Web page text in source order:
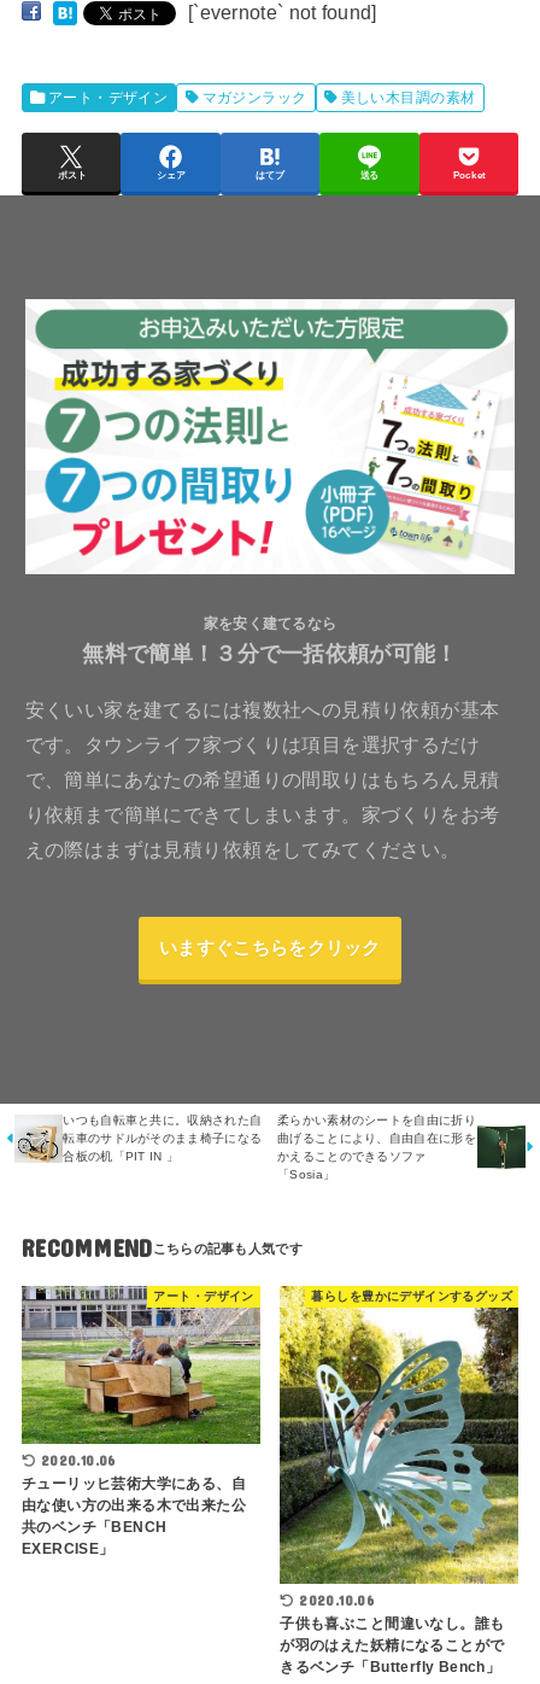
[`evernote` not found]
アート・デザイン マガジンラック 美しい木目調の素材
ポスト シェア はてブ 送る Pocket
家を安く建てるなら
無料で簡単！３分で一括依頼が可能！
安くいい家を建てるには複数社への見積り依頼が基本
です。タウンライフ家づくりは項目を選択するだけ
で、簡単にあなたの希望通りの間取りはもちろん見積
り依頼まで簡単にできてしまいます。家づくりをお考
えの際はまずは見積り依頼をしてみてください。
いますぐこちらをクリック
いつも自転車と共に。収納された自
転車のサドルがそのまま椅子になる
合板の机「PIT IN 」
柔らかい素材のシートを自由に折り
曲げることにより、自由自在に形を
かえることのできるソファ
「Sosia」
RECOMMEND
アート・デザイン
2020.10.06
チューリッヒ芸術大学にある、自
由な使い方の出来る木で出来た公
共のベンチ「BENCH
EXERCISE」
暮らしを豊かにデザインするグッズ
2020.10.06
子供も喜ぶこと間違いなし。誰も
が羽のはえた妖精になることがで
きるベンチ「Butterfly Bench」